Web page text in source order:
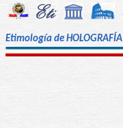
Etimología de HOLOGRAFÍA